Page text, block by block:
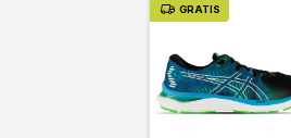
GRATIS